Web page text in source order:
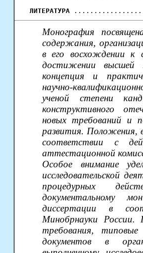
ЛИТЕРАТУРА
Монография
содержания,
в его восхождении к
достижении высшей
концепция и
научно-
ученой степени
конструктивного
новых требований и
развития. Положения,
соответствии с
аттестационной
Особое внимание
исследовательской
процедурных
документальному
диссертации в
Минобрнауки России.
требования,
документов в